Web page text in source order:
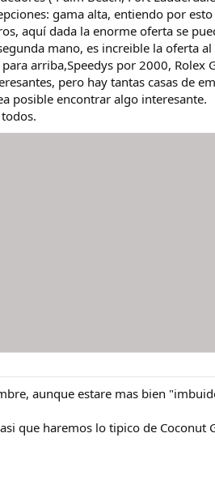
gama alta, entiendo por
aquí dada la enorme oferta se
mano, es increible la oferta
arriba,Speedys por 2000,
pero hay tantas casas de
posible encontrar algo interesante.
aunque estare mas bien
que haremos lo tipico de Coconut